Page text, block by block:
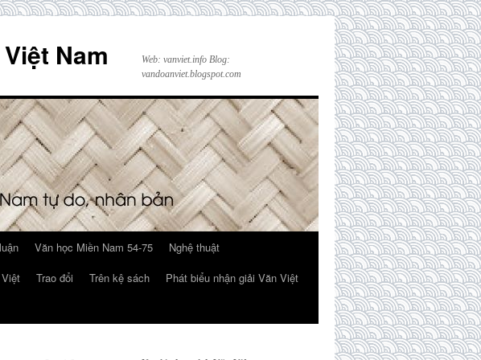
Nam
Web: vanviet.info Blog:
vandoanviet.blogspot.com
Văn học Miền Nam 54-75
Nghệ thuật
Trao đổi Trên kệ sách
Phát biểu nhận giải Văn Việt